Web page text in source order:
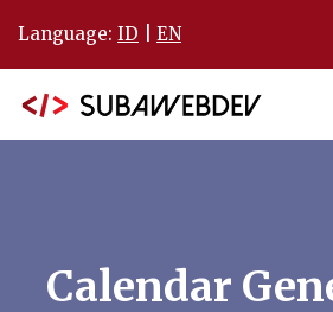
Language: ID EN
Calendar